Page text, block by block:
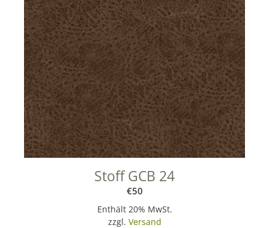
Stoff GCB 24
€50
Enthält 20% MwSt.
zzgl. Versand